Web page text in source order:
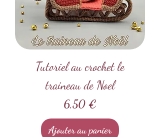
Tutoriel au crochet le
traineau de Noel
Prix
6,50 €
Ajouter au panier